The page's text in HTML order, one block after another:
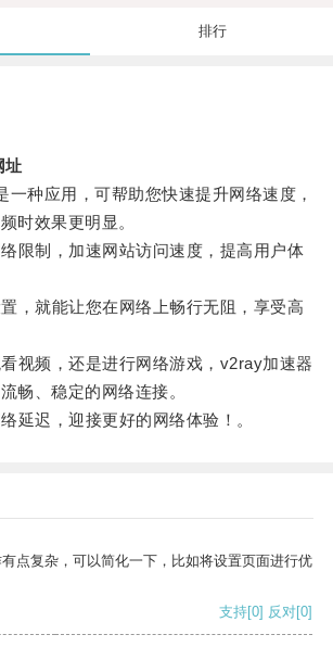
排行
址
种应用，可帮助您快速提升网络速度，
时效果更明显。
制，加速网站访问速度，提高用户体
就能让您在网络上畅行无阻，享受高
频，还是进行网络游戏，v2ray加速器
畅、稳定的网络连接。
迟，迎接更好的网络体验！。
点复杂，可以简化一下，比如将设置页面进行优
支持[0] 反对[0]